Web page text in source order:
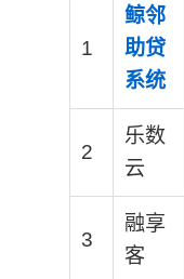
1
鲸邻
助贷
系统
2
乐数
云
3
融享
客